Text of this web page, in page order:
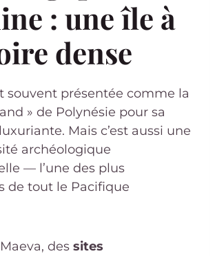
: une île à
dense
souvent présentée comme la
» de Polynésie pour sa
Mais c’est aussi une
archéologique
— l’une des plus
de tout le Pacifique
des sites